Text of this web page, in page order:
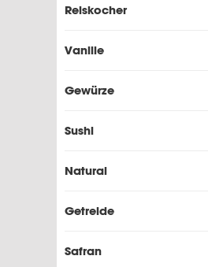
Reiskocher
Vanille
Gewürze
Sushi
Natural
Getreide
Safran